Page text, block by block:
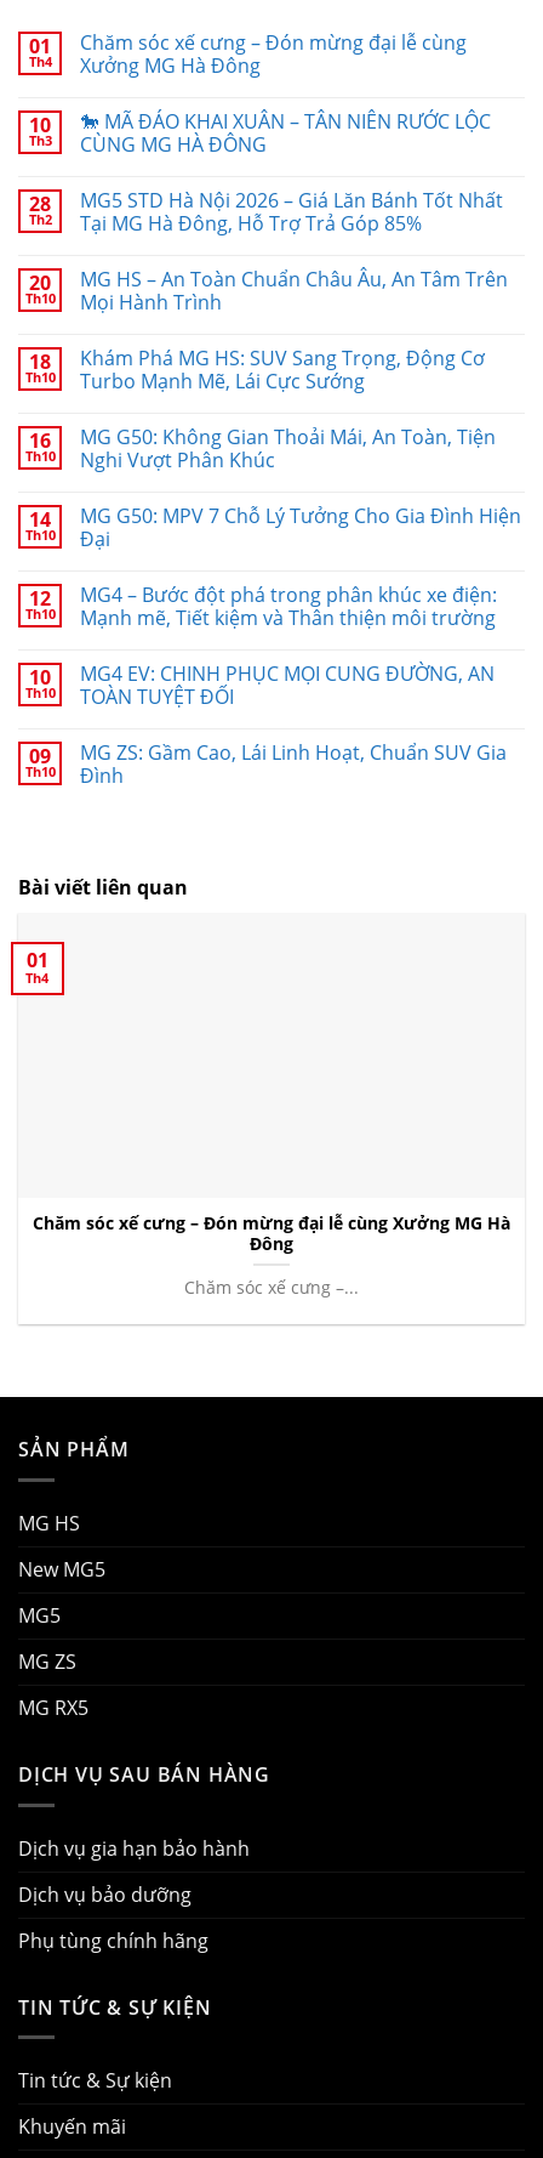
01
Th4
Chăm sóc xế cưng – Đón mừng đại lễ cùng
Xưởng MG Hà Đông
10
Th3
🐎 MÃ ĐÁO KHAI XUÂN – TÂN NIÊN RƯỚC LỘC
CÙNG MG HÀ ĐÔNG
28
Th2
MG5 STD Hà Nội 2026 – Giá Lăn Bánh Tốt Nhất
Tại MG Hà Đông, Hỗ Trợ Trả Góp 85%
20
Th10
MG HS – An Toàn Chuẩn Châu Âu, An Tâm Trên
Mọi Hành Trình
18
Th10
Khám Phá MG HS: SUV Sang Trọng, Động Cơ
Turbo Mạnh Mẽ, Lái Cực Sướng
16
Th10
MG G50: Không Gian Thoải Mái, An Toàn, Tiện
Nghi Vượt Phân Khúc
14
Th10
MG G50: MPV 7 Chỗ Lý Tưởng Cho Gia Đình Hiện
Đại
12
Th10
MG4 – Bước đột phá trong phân khúc xe điện:
Mạnh mẽ, Tiết kiệm và Thân thiện môi trường
10
Th10
MG4 EV: CHINH PHỤC MỌI CUNG ĐƯỜNG, AN
TOÀN TUYỆT ĐỐI
09
Th10
MG ZS: Gầm Cao, Lái Linh Hoạt, Chuẩn SUV Gia
Đình
Bài viết liên quan
Chăm sóc xế cưng – Đón mừng đại lễ cùng Xưởng MG Hà
Đông
Chăm sóc xế cưng –...
01
Th4
SẢN PHẨM
MG HS
New MG5
MG5
MG ZS
MG RX5
DỊCH VỤ SAU BÁN HÀNG
Dịch vụ gia hạn bảo hành
Dịch vụ bảo dưỡng
Phụ tùng chính hãng
TIN TỨC & SỰ KIỆN
Tin tức & Sự kiện
Khuyến mãi